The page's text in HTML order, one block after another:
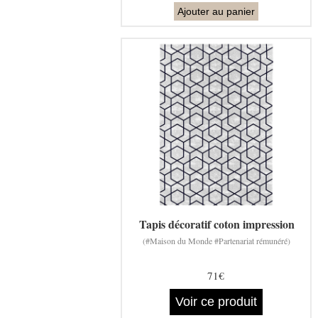
Ajouter au panier
Tapis décoratif coton impression
(#Maison du Monde #Partenariat rémunéré)
71€
Voir ce produit